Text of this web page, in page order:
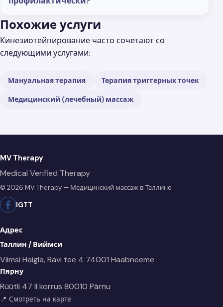
Похожие услуги
Кинезиотейпирование часто сочетают со
следующими услугами:
Мануальная терапия Терапия триггерных точек
Медицинский (лечебный) массаж
MV Therapy
Medical Verified Therapy
© 2026 MV Therapy — Медицинский массаж в Таллине
IGTT
Адрес
Таллин / Виймси
Viimsi Haigla, Ravi tee 4 74001 Haabneeme
Пярну
Rüütli 47 II korrus 80010 Pärnu
📍 Смотреть на карте